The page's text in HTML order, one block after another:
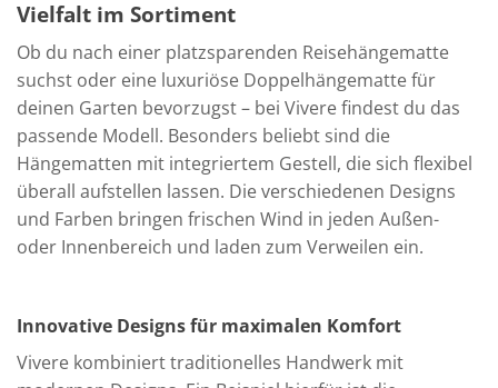
Vielfalt im Sortiment
Ob du nach einer platzsparenden Reisehängematte
suchst oder eine luxuriöse Doppelhängematte für
deinen Garten bevorzugst – bei Vivere findest du das
passende Modell. Besonders beliebt sind die
Hängematten mit integriertem Gestell, die sich flexibel
überall aufstellen lassen. Die verschiedenen Designs
und Farben bringen frischen Wind in jeden Außen-
oder Innenbereich und laden zum Verweilen ein.
Innovative Designs für maximalen Komfort
Vivere kombiniert traditionelles Handwerk mit